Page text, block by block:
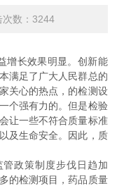
数：3244
增长效果明显。创新能
满足了广大人民群总的
关心的热点，的检测设
个强有力的。但是检验
让一些不符合质量标准
及生命安全。因此，质
政策制度步伐日趋加
的检测项目，药品质量